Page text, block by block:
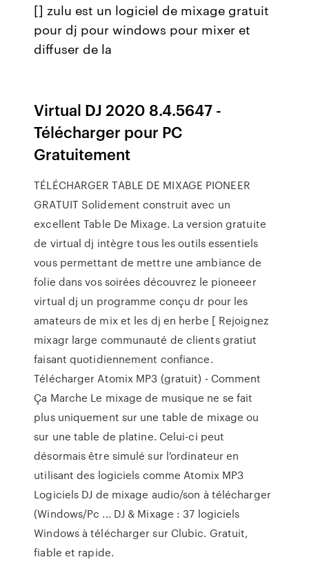
[] zulu est un logiciel de mixage gratuit
pour dj pour windows pour mixer et
diffuser de la
Virtual DJ 2020 8.4.5647 -
Télécharger pour PC
Gratuitement
TÉLÉCHARGER TABLE DE MIXAGE PIONEER
GRATUIT Solidement construit avec un
excellent Table De Mixage. La version gratuite
de virtual dj intègre tous les outils essentiels
vous permettant de mettre une ambiance de
folie dans vos soirées découvrez le pioneeer
virtual dj un programme conçu dr pour les
amateurs de mix et les dj en herbe [ Rejoignez
mixagr large communauté de clients gratiut
faisant quotidiennement confiance.
Télécharger Atomix MP3 (gratuit) - Comment
Ça Marche Le mixage de musique ne se fait
plus uniquement sur une table de mixage ou
sur une table de platine. Celui-ci peut
désormais être simulé sur l'ordinateur en
utilisant des logiciels comme Atomix MP3
Logiciels DJ de mixage audio/son à télécharger
(Windows/Pc ... DJ & Mixage : 37 logiciels
Windows à télécharger sur Clubic. Gratuit,
fiable et rapide.